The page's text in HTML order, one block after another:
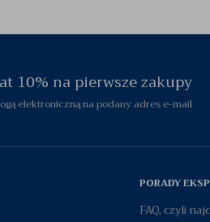
10% na pierwsze zakupy
elektroniczną na podany adres e-mail
PORADY
FAQ, czyli